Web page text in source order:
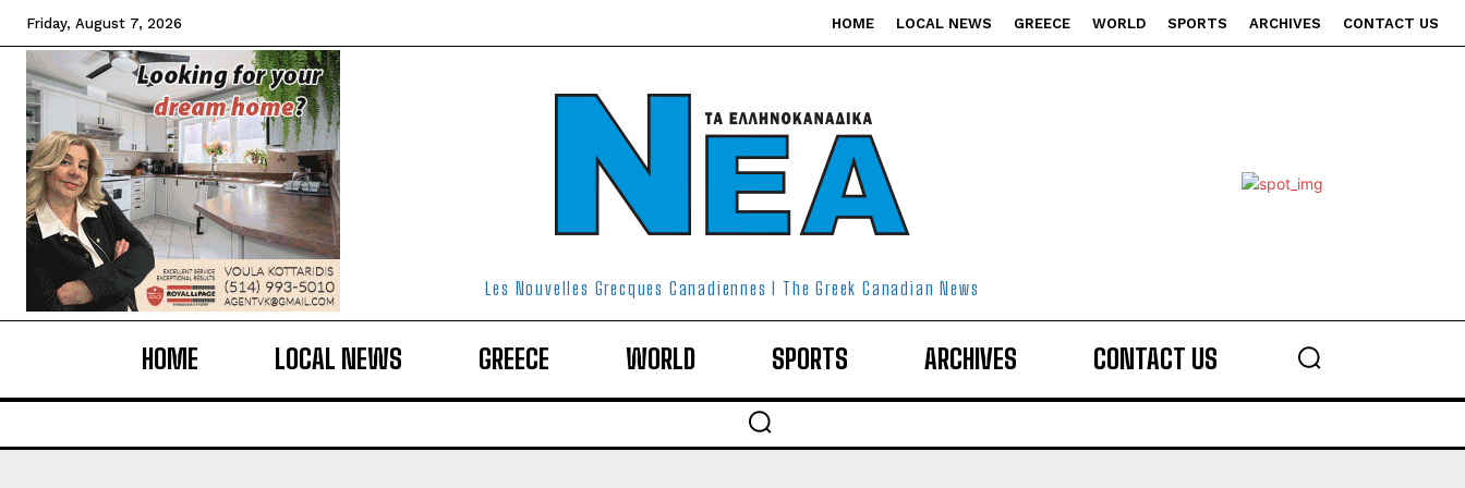
Friday, August 7, 2026 HOME LOCAL NEWS GREECE WORLD SPORTS ARCHIVES CONTACT US
Les Nouvelles Grecques Canadiennes I The Greek Canadian News
HOME LOCAL NEWS GREECE WORLD SPORTS ARCHIVES CONTACT US